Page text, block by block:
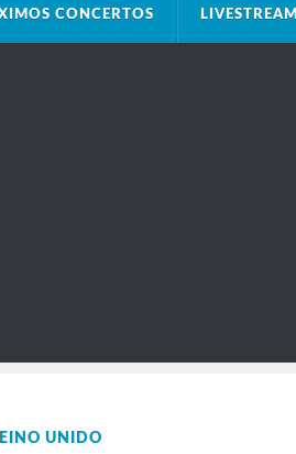
CONCERTOS LIVESTREAM
UNIDO